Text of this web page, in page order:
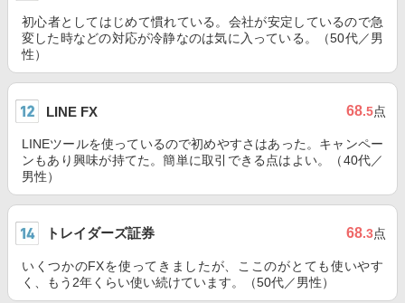
初心者としてはじめて慣れている。会社が安定しているので急
変した時などの対応が冷静なのは気に入っている。（50代／男
性）
LINE FX 68.5点
LINEツールを使っているので初めやすさはあった。キャンペー
ンもあり興味が持てた。簡単に取引できる点はよい。（40代／
男性）
トレイダーズ証券 68.3点
いくつかのFXを使ってきましたが、ここのがとても使いやす
く、もう2年くらい使い続けています。（50代／男性）